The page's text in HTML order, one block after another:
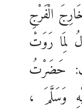
الْفَرْجِ
لِمَا رَوَتْ
حَضَرْتُ
وَسَلَّمَ ،